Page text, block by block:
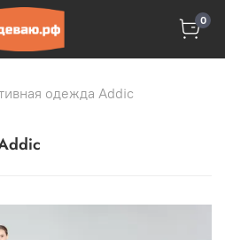
0
одежда Addic